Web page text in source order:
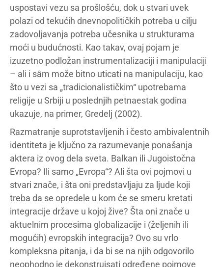
uspostavi vezu sa prošlošću, dok u stvari uvek
polazi od tekućih dnevnopolitičkih potreba u cilju
zadovoljavanja potreba učesnika u strukturama
moći u budućnosti. Kao takav, ovaj pojam je
izuzetno podložan instrumentalizaciji i manipulaciji
– ali i sâm može bitno uticati na manipulaciju, kao
što u vezi sa „tradicionalističkim“ upotrebama
religije u Srbiji u poslednjih petnaestak godina
ukazuje, na primer, Gredelj (2002).
Razmatranje suprotstavljenih i često ambivalentnih
identiteta je ključno za razumevanje ponašanja
aktera iz ovog dela sveta. Balkan ili Jugoistočna
Evropa? Ili samo „Evropa“? Ali šta ovi pojmovi u
stvari znače, i šta oni predstavljaju za ljude koji
treba da se opredele u kom će se smeru kretati
integracije države u kojoj žive? Šta oni znače u
aktuelnim procesima globalizacije i (željenih ili
mogućih) evropskih integracija? Ovo su vrlo
kompleksna pitanja, i da bi se na njih odgovorilo
neophodno je dekonstruisati određene pojmove